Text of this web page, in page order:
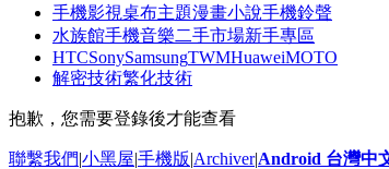
手機影視桌布主題漫畫小說手機鈴聲
水族館手機音樂二手市場新手專區
HTCSonySamsungTWMHuaweiMOTO
解密技術繁化技術
抱歉，您需要登錄後才能查看
聯繫我們|小黑屋|手機版|Archiver|Android 台灣中